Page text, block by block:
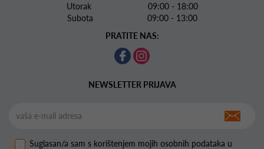
Utorak 09:00 - 18:00
Subota 09:00 - 13:00
PRATITE NAS:
NEWSLETTER PRIJAVA
Suglasan/a sam s korištenjem mojih osobnih podataka u